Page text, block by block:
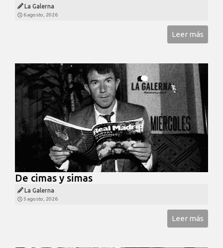
La Galerna
6 agosto, 2026
Leer más
De cimas y simas
La Galerna
5 agosto, 2026
Leer más